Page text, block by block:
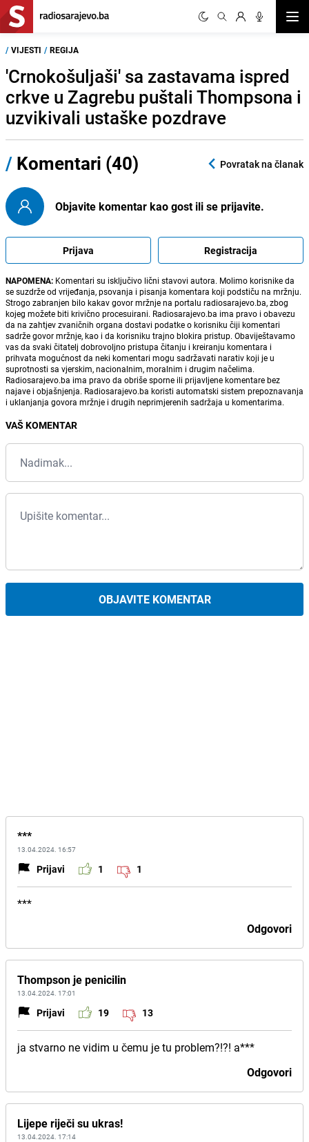
/ VIJESTI / REGIJA
'Crnokošuljaši' sa zastavama ispred
crkve u Zagrebu puštali Thompsona i
uzvikivali ustaške pozdrave
/ Komentari (40) Povratak na članak
Objavite komentar kao gost ili se prijavite.
Prijava Registracija
NAPOMENA: Komentari su isključivo lični stavovi autora. Molimo korisnike da
se suzdrže od vrijeđanja, psovanja i pisanja komentara koji podstiču na mržnju.
Strogo zabranjen bilo kakav govor mržnje na portalu radiosarajevo.ba, zbog
kojeg možete biti krivično procesuirani. Radiosarajevo.ba ima pravo i obavezu
da na zahtjev zvaničnih organa dostavi podatke o korisniku čiji komentari
sadrže govor mržnje, kao i da korisniku trajno blokira pristup. Obaviještavamo
vas da svaki čitatelj dobrovoljno pristupa čitanju i kreiranju komentara i
prihvata mogućnost da neki komentari mogu sadržavati narativ koji je u
suprotnosti sa vjerskim, nacionalnim, moralnim i drugim načelima.
Radiosarajevo.ba ima pravo da obriše sporne ili prijavljene komentare bez
najave i objašnjenja. Radiosarajevo.ba koristi automatski sistem prepoznavanja
i uklanjanja govora mržnje i drugih neprimjerenih sadržaja u komentarima.
VAŠ KOMENTAR
OBJAVITE KOMENTAR
***
13.04.2024. 16:57
Prijavi 1 1
***
Odgovori
Thompson je penicilin
13.04.2024. 17:01
Prijavi 19 13
ja stvarno ne vidim u čemu je tu problem?!?! a***
Odgovori
Lijepe riječi su ukras!
13.04.2024. 17:14